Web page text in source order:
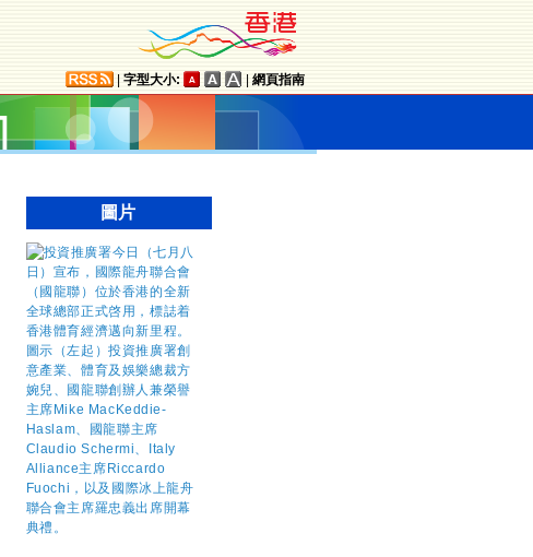
字型大小: 網頁指南
圖片